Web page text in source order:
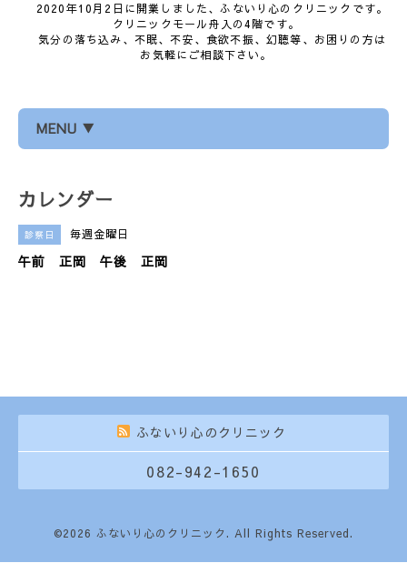
2020年10月2日に開業しました、ふないり心のクリニックです。
クリニックモール舟入の4階です。
気分の落ち込み、不眠、不安、食欲不振、幻聴等、お困りの方は
お気軽にご相談下さい。
MENU ▼
カレンダー
診察日 毎週金曜日
午前 正岡 午後 正岡
ふないり心のクリニック
082-942-1650
©2026 ふないり心のクリニック. All Rights Reserved.